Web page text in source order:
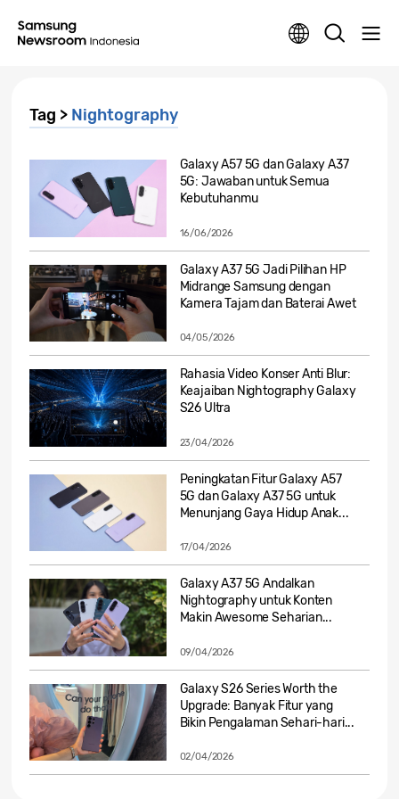
Tag > Nightography
Galaxy A57 5G dan Galaxy A37
5G: Jawaban untuk Semua
Kebutuhanmu
16/06/2026
Galaxy A37 5G Jadi Pilihan HP
Midrange Samsung dengan
Kamera Tajam dan Baterai Awet
04/05/2026
Rahasia Video Konser Anti Blur:
Keajaiban Nightography Galaxy
S26 Ultra
23/04/2026
Peningkatan Fitur Galaxy A57
5G dan Galaxy A37 5G untuk
Menunjang Gaya Hidup Anak...
17/04/2026
Galaxy A37 5G Andalkan
Nightography untuk Konten
Makin Awesome Seharian...
09/04/2026
Galaxy S26 Series Worth the
Upgrade: Banyak Fitur yang
Bikin Pengalaman Sehari-hari...
02/04/2026